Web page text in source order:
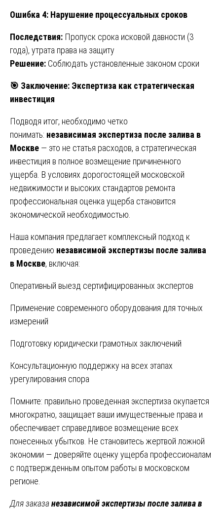
Ошибка 4: Нарушение процессуальных сроков
Последствия: Пропуск срока исковой давности (3
года), утрата права на защиту
Решение: Соблюдать установленные законом сроки
🎯 Заключение: Экспертиза как стратегическая
инвестиция
Подводя итог, необходимо четко
понимать: независимая экспертиза после залива в
Москве — это не статья расходов, а стратегическая
инвестиция в полное возмещение причиненного
ущерба. В условиях дорогостоящей московской
недвижимости и высоких стандартов ремонта
профессиональная оценка ущерба становится
экономической необходимостью.
Наша компания предлагает комплексный подход к
проведению независимой экспертизы после залива
в Москве, включая:
Оперативный выезд сертифицированных экспертов
Применение современного оборудования для точных
измерений
Подготовку юридически грамотных заключений
Консультационную поддержку на всех этапах
урегулирования спора
Помните: правильно проведенная экспертиза окупается
многократно, защищает ваши имущественные права и
обеспечивает справедливое возмещение всех
понесенных убытков. Не становитесь жертвой ложной
экономии — доверяйте оценку ущерба профессионалам
с подтвержденным опытом работы в московском
регионе.
Для заказанезависимой экспертизы после залива в